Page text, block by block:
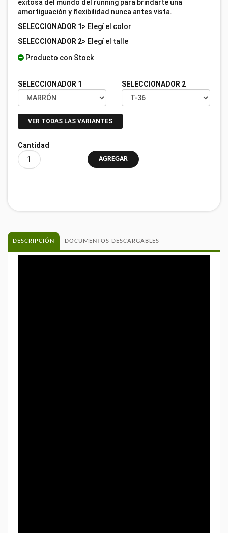
exitosa del mundo del running para brindarte una
amortiguación y flexibilidad nunca antes vista.
SELECCIONADOR 1> Elegí el color
SELECCIONADOR 2> Elegí el talle
Producto con Stock
SELECCIONADOR 1 SELECCIONADOR 2
VER TODAS LAS VARIANTES
Cantidad
DESCRIPCIÓN DOCUMENTOS DESCARGABLES